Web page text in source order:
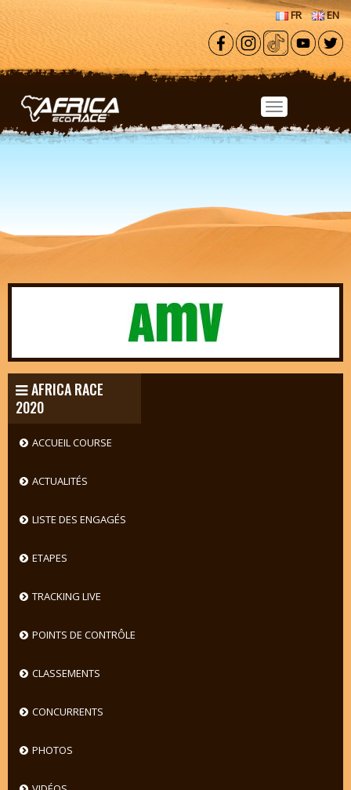
Aller au contenu principal
FR EN
AFRICA RACE
2020
ACCUEIL COURSE
ACTUALITÉS
LISTE DES ENGAGÉS
ETAPES
TRACKING LIVE
POINTS DE CONTRÔLE
CLASSEMENTS
CONCURRENTS
PHOTOS